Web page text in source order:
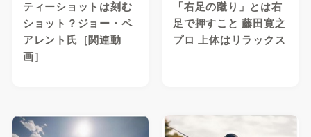
ティーショットは刻む
ショット？ジョー・ペ
アレント氏［関連動
画］
「右足の蹴り」とは右
足で押すこと 藤田寛之
プロ 上体はリラックス